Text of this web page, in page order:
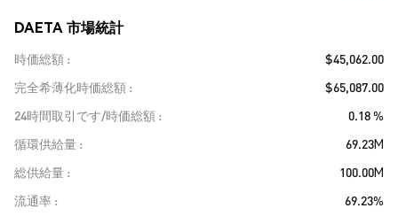
DAETA 市場統計
時価総額
$45,062.00
完全希薄化時価総額
$65,087.00
24時間取引です/時価総額
0.18 %
循環供給量
69.23M
総供給量
100.00M
流通率
69.23%